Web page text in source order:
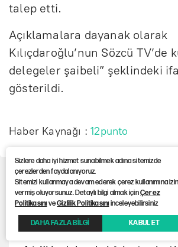
talep etti.
Açıklamalara dayanak olarak
Kılıçdaroğlu’nun Sözcü TV’de
delegeler şaibeli” şeklindeki
gösterildi.
Haber Kaynağı :12punto
Çok Okunanlar
CHP Kemal Kılıçdaroğlu
Sizlere daha iyi hizmet sunabilmek adına sitemizde
çerezlerden faydalanıyoruz.
Sitemizi kullanmaya devam ederek çerez kullanımına izin
vermiş oluyorsunuz. Detaylı bilgi almak içinÇerez
PolitikasınıveGizlilik Politikasınıinceleyebilirsiniz
DAHA FAZLA BİLGİ KABUL ET